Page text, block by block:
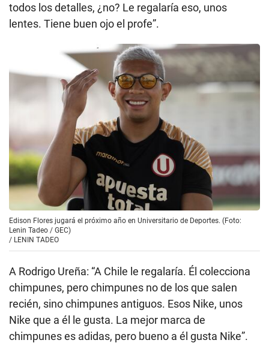
todos los detalles, ¿no? Le regalaría eso, unos
lentes. Tiene buen ojo el profe”.
Edison Flores jugará el próximo año en Universitario de Deportes. (Foto:
Lenin Tadeo / GEC)
/ LENIN TADEO
A Rodrigo Ureña: “A Chile le regalaría. Él colecciona
chimpunes, pero chimpunes no de los que salen
recién, sino chimpunes antiguos. Esos Nike, unos
Nike que a él le gusta. La mejor marca de
chimpunes es adidas, pero bueno a él gusta Nike”.